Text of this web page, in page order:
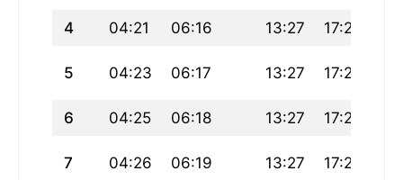
4 04:21 06:16 13:27 17:24
5 04:23 06:17 13:27 17:23
6 04:25 06:18 13:27 17:23
7 04:26 06:19 13:27 17:22